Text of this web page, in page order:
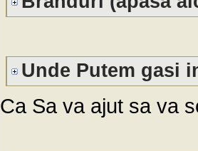
Unde Putem gasi
Ca Sa va ajut sa va